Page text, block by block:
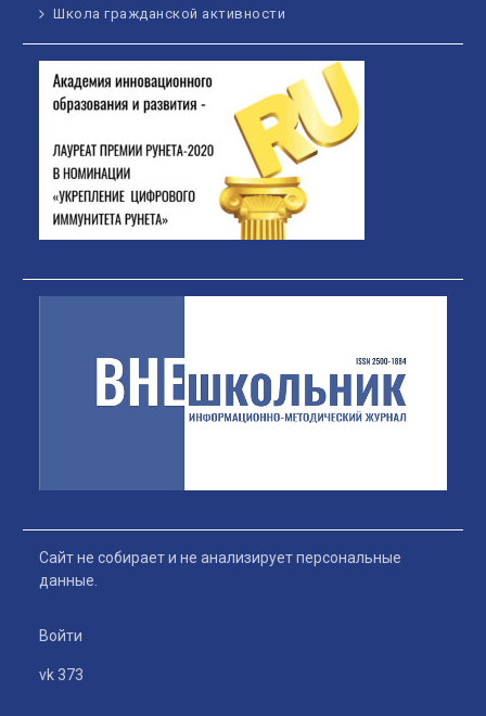
Школа гражданской активности
Сайт не собирает и не анализирует персональные
данные.
Войти
vk 373